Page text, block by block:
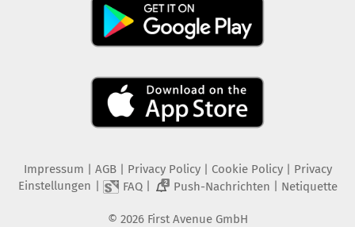
Impressum AGB Privacy Policy| Cookie Policy| Privacy
Einstellungen
FAQ| 2 Push-Nachrichten Netiquette
© 2026 First Avenue GmbH